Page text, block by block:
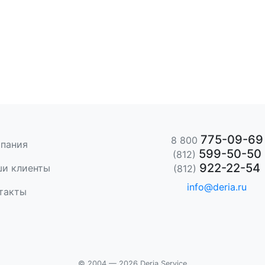
клиенты
8 800 775-09-69
(812) 599-50-50
(812) 922-22-54
info@deria.ru